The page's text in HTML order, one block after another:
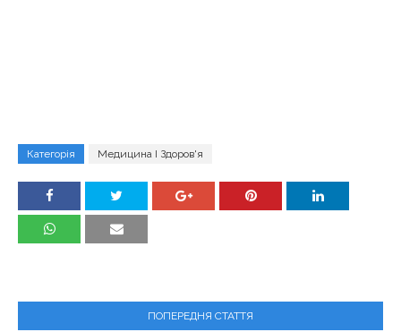
Категорія Медицина І Здоров'я
ПОПЕРЕДНЯ СТАТТЯ